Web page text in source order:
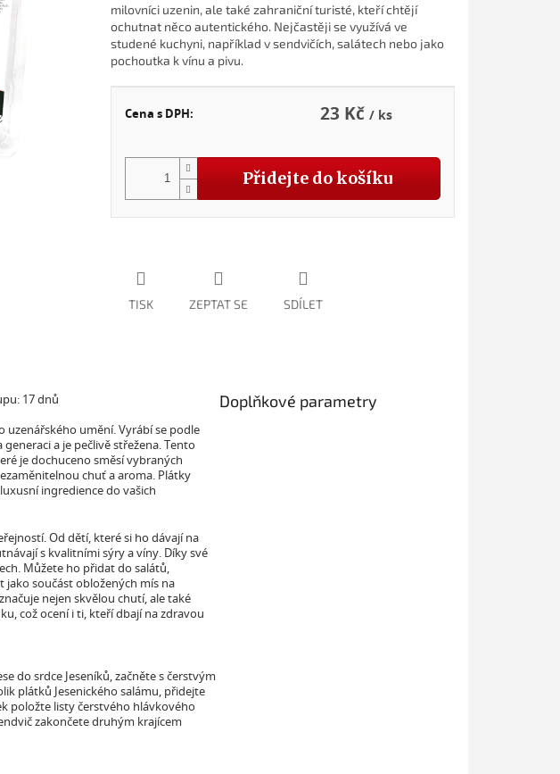
23 Kč
Cena s DPH: / ks
Měrná
Přidejte do košíku
milovníci uzenin, ale také zahraniční turisté, kteří chtějí
ochutnat něco autentického. Nejčastěji se využívá ve
studené kuchyni, například v sendvičích, salátech nebo jako
pochoutka k vínu a pivu.
TISK ZEPTAT SE SDÍLET
17 dnů
uzenářského umění. Vyrábí se podle
a je pečlivě střežena. Tento
je dochuceno směsí vybraných
chuť a aroma. Plátky
ingredience do vašich
Od dětí, které si ho dávají na
s kvalitními sýry a víny. Díky své
Můžete ho přidat do salátů,
součást obložených mís na
nejen skvělou chutí, ale také
což ocení i ti, kteří dbají na zdravou
do srdce Jeseníků, začněte s čerstvým
plátků Jesenického salámu, přidejte
položte listy čerstvého hlávkového
zakončete druhým krajícem
Doplňkové parametry